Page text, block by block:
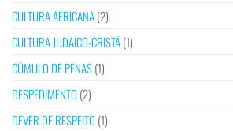
CULTURA AFRICANA(2)
CULTURA JUDAICO-CRISTÃ(1)
CÚMULO DE PENAS(1)
DESPEDIMENTO (2)
DEVER DE RESPEITO (1)